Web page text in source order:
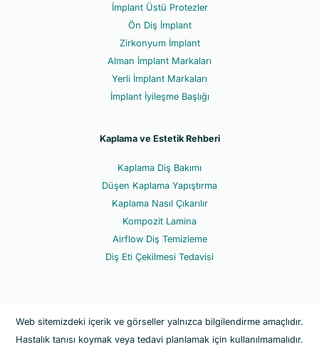
İmplant Üstü Protezler
Ön Diş İmplant
Zirkonyum İmplant
Alman İmplant Markaları
Yerli İmplant Markaları
İmplant İyileşme Başlığı
Kaplama ve Estetik Rehberi
Kaplama Diş Bakımı
Düşen Kaplama Yapıştırma
Kaplama Nasıl Çıkarılır
Kompozit Lamina
Airflow Diş Temizleme
Diş Eti Çekilmesi Tedavisi
Web sitemizdeki içerik ve görseller yalnızca bilgilendirme amaçlıdır.
Hastalık tanısı koymak veya tedavi planlamak için kullanılmamalıdır.